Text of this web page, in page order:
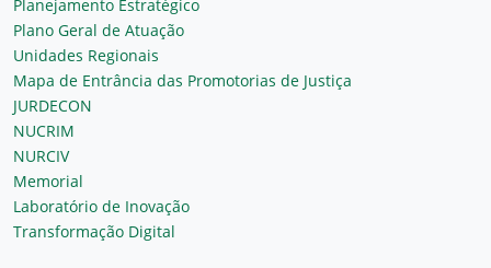
Planejamento Estratégico
Plano Geral de Atuação
Unidades Regionais
Mapa de Entrância das Promotorias de Justiça
JURDECON
NUCRIM
NURCIV
Memorial
Laboratório de Inovação
Transformação Digital